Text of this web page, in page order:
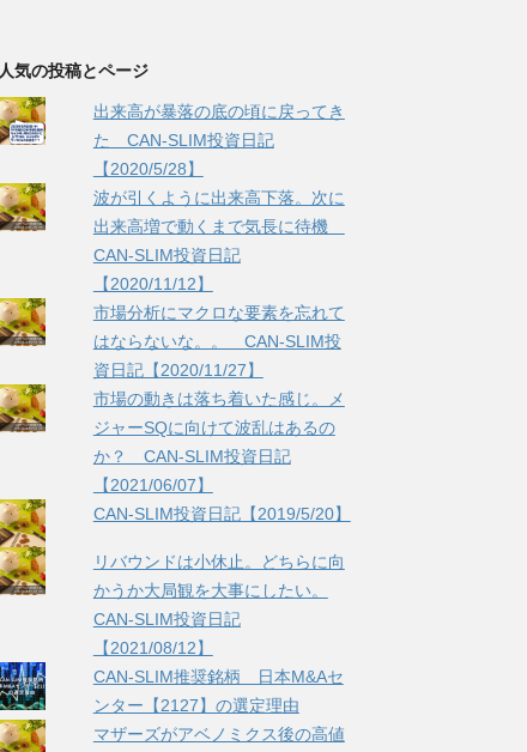
人気の投稿とページ
出来高が暴落の底の頃に戻ってき
た CAN-SLIM投資日記
【2020/5/28】
波が引くように出来高下落。次に
出来高増で動くまで気長に待機
CAN-SLIM投資日記
【2020/11/12】
市場分析にマクロな要素を忘れて
はならないな。。 CAN-SLIM投
資日記【2020/11/27】
市場の動きは落ち着いた感じ。メ
ジャーSQに向けて波乱はあるの
か？ CAN-SLIM投資日記
【2021/06/07】
CAN-SLIM投資日記【2019/5/20】
リバウンドは小休止。どちらに向
かうか大局観を大事にしたい。
CAN-SLIM投資日記
【2021/08/12】
CAN-SLIM推奨銘柄 日本M&Aセ
ンター【2127】の選定理由
マザーズがアベノミクス後の高値